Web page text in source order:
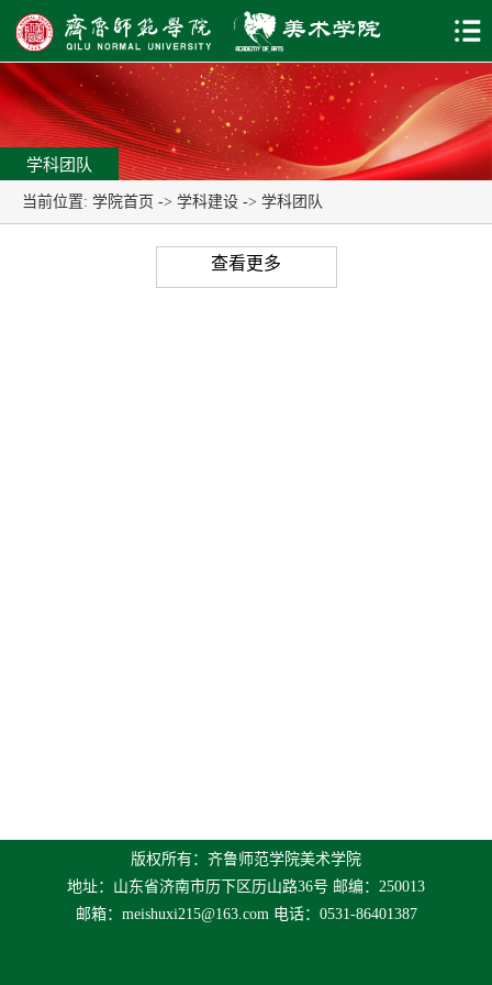
学科团队
当前位置: 学院首页 -> 学科建设 -> 学科团队
查看更多
版权所有：齐鲁师范学院美术学院
地址：山东省济南市历下区历山路36号 邮编：250013
邮箱： meishuxi215@163.com电话：0531-86401387